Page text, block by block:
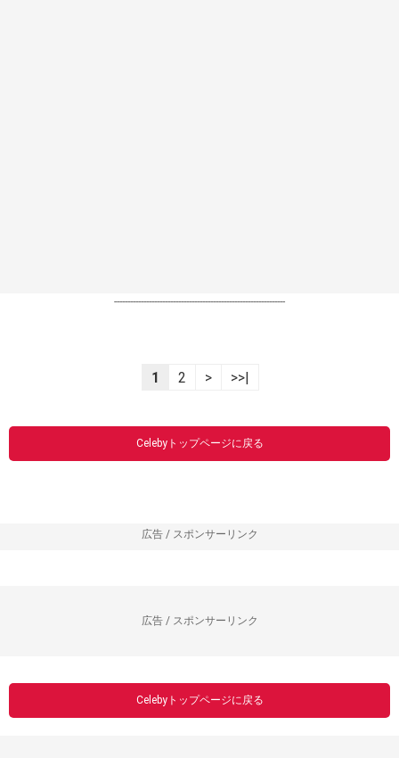
----------------------------------------------------------------
1 2 > >>|
Celebyトップページに戻る
広告 / スポンサーリンク
広告 / スポンサーリンク
Celebyトップページに戻る